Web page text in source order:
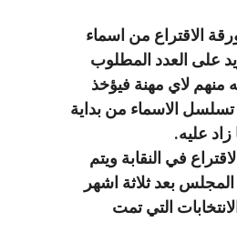
الاقتراع من اسماء
على العدد المطلوب
منهم لاي مهنة فيؤخذ
الاسماء من بداية
زاد عليه.
في النقابة ويتم
المجلس بعد ثلاثة اشهر
التي تمت